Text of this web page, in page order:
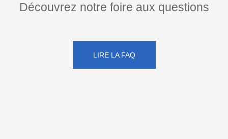
Découvrez notre foire aux questions
LIRE LA FAQ